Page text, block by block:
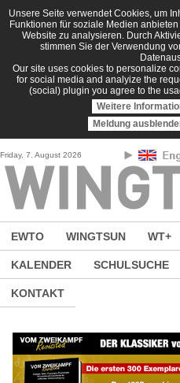
Direkt zum Inhalt
Unsere Seite verwendet Cookies, um
Funktionen für soziale Medien
Website zu analysieren. Durch
stimmen Sie der Verwendung
Our site uses cookies to personalize
for social media and analyize the
(social) plugin you agree to the
Weitere
Meldung
Friday, 7. August 2026
EWTO WINGTSUN WT+
KALENDER SCHULSUCHE
KONTAKT